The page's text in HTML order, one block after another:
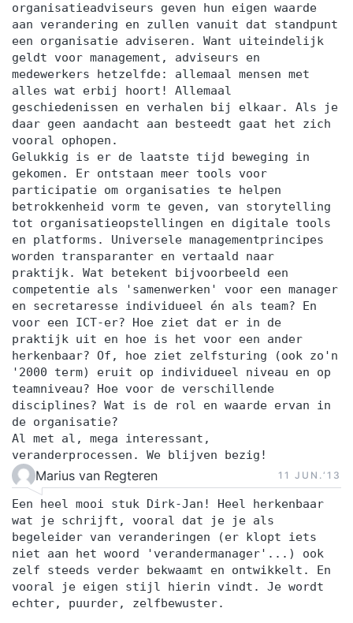
organisatieadviseurs geven hun eigen waarde
aan verandering en zullen vanuit dat standpunt
een organisatie adviseren. Want uiteindelijk
geldt voor management, adviseurs en
medewerkers hetzelfde: allemaal mensen met
alles wat erbij hoort! Allemaal
geschiedenissen en verhalen bij elkaar. Als je
daar geen aandacht aan besteedt gaat het zich
vooral ophopen.
Gelukkig is er de laatste tijd beweging in
gekomen. Er ontstaan meer tools voor
participatie om organisaties te helpen
betrokkenheid vorm te geven, van storytelling
tot organisatieopstellingen en digitale tools
en platforms. Universele managementprincipes
worden transparanter en vertaald naar
praktijk. Wat betekent bijvoorbeeld een
competentie als 'samenwerken' voor een manager
en secretaresse individueel én als team? En
voor een ICT-er? Hoe ziet dat er in de
praktijk uit en hoe is het voor een ander
herkenbaar? Of, hoe ziet zelfsturing (ook zo'n
'2000 term) eruit op individueel niveau en op
teamniveau? Hoe voor de verschillende
disciplines? Wat is de rol en waarde ervan in
de organisatie?
Al met al, mega interessant,
veranderprocessen. We blijven bezig!
Marius van Regteren 11 JUN.‘13
Een heel mooi stuk Dirk-Jan! Heel herkenbaar
wat je schrijft, vooral dat je je als
begeleider van veranderingen (er klopt iets
niet aan het woord 'verandermanager'...) ook
zelf steeds verder bekwaamt en ontwikkelt. En
vooral je eigen stijl hierin vindt. Je wordt
echter, puurder, zelfbewuster.